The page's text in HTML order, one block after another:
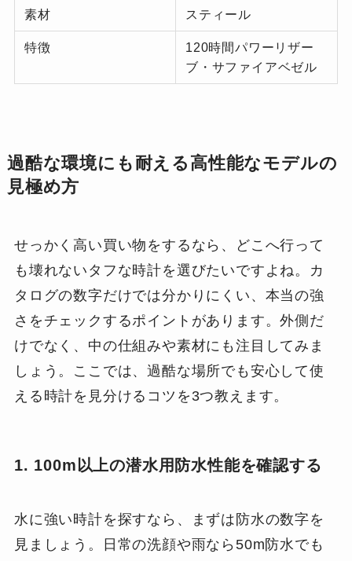
素材 スティール
特徴
120時間パワーリザー
ブ・サファイアベゼル
過酷な環境にも耐える高性能なモデルの
見極め方
せっかく高い買い物をするなら、どこへ行って
も壊れないタフな時計を選びたいですよね。カ
タログの数字だけでは分かりにくい、本当の強
さをチェックするポイントがあります。外側だ
けでなく、中の仕組みや素材にも注目してみま
しょう。ここでは、過酷な場所でも安心して使
える時計を見分けるコツを3つ教えます。
1. 100m以上の潜水用防水性能を確認する
水に強い時計を探すなら、まずは防水の数字を
見ましょう。日常の洗顔や雨なら50m防水でも